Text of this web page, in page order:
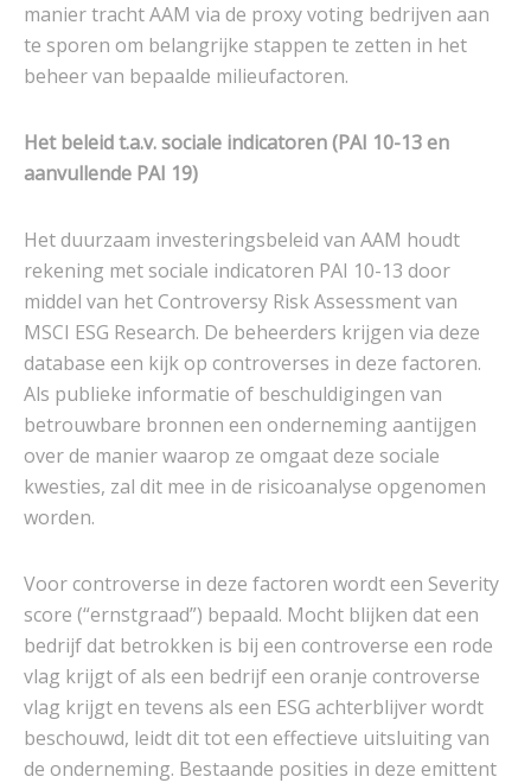
manier tracht AAM via de proxy voting bedrijven aan
te sporen om belangrijke stappen te zetten in het
beheer van bepaalde milieufactoren.
Het beleid t.a.v. sociale indicatoren (PAI 10-13en
aanvullende PAI 19)
Het duurzaam investeringsbeleid van AAM houdt
rekening met sociale indicatoren PAI 10-13 door
middel van het Controversy Risk Assessment van
MSCI ESG Research. De beheerders krijgen via deze
database een kijk op controverses in deze factoren.
Als publieke informatie of beschuldigingen van
betrouwbare bronnen een onderneming aantijgen
over de manier waarop ze omgaat deze sociale
kwesties, zal dit mee in de risicoanalyse opgenomen
worden.
Voor controverse in deze factoren wordt een Severity
score (“ernstgraad”) bepaald. Mocht blijken dat een
bedrijf dat betrokken is bij een controverse een rode
vlag krijgt of als een bedrijf een oranje controverse
vlag krijgt en tevens als een ESG achterblijver wordt
beschouwd, leidt dit tot een effectieve uitsluiting van
de onderneming. Bestaande posities in deze emittent